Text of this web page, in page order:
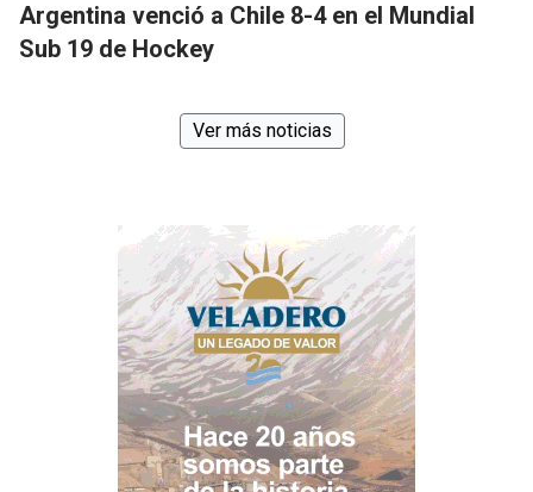
Argentina venció a Chile 8-4 en el Mundial
Sub 19 de Hockey
Ver más noticias